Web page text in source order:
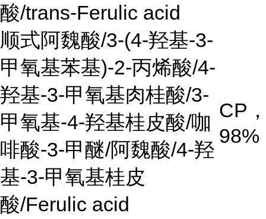
酸/trans-Ferulic acid
顺式阿魏酸/3-(4-羟基-3-
甲氧基苯基)-2-丙烯酸/4-
羟基-3-甲氧基肉桂酸/3-
甲氧基-4-羟基桂皮酸/咖
啡酸-3-甲醚/阿魏酸/4-羟
基-3-甲氧基桂皮
酸/Ferulic acid
CP
98%